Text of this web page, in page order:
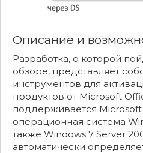
Описание и
Разработка, о которой
обзоре, представляет
инструментов для
продуктов от Microsoft
поддерживается Microsoft
операционная система
также Windows 7 Server
автоматически